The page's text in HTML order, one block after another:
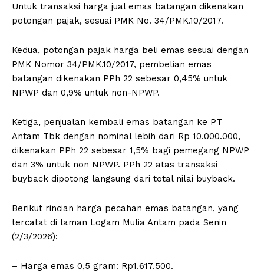
Untuk transaksi harga jual emas batangan dikenakan
potongan pajak, sesuai PMK No. 34/PMK.10/2017.
Kedua, potongan pajak harga beli emas sesuai dengan
PMK Nomor 34/PMK.10/2017, pembelian emas
batangan dikenakan PPh 22 sebesar 0,45% untuk
NPWP dan 0,9% untuk non-NPWP.
Ketiga, penjualan kembali emas batangan ke PT
Antam Tbk dengan nominal lebih dari Rp 10.000.000,
dikenakan PPh 22 sebesar 1,5% bagi pemegang NPWP
dan 3% untuk non NPWP. PPh 22 atas transaksi
buyback dipotong langsung dari total nilai buyback.
Berikut rincian harga pecahan emas batangan, yang
tercatat di laman Logam Mulia Antam pada Senin
(2/3/2026):
– Harga emas 0,5 gram: Rp1.617.500.